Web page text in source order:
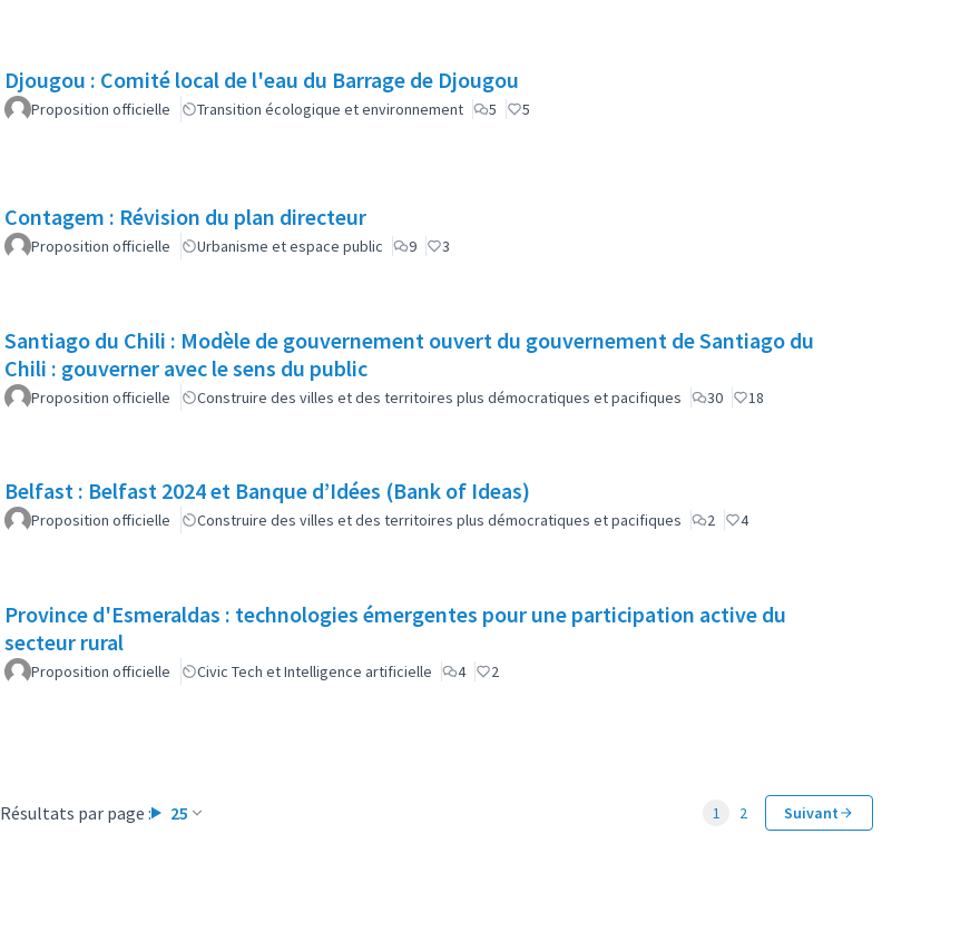
Djougou : Comité local de l'eau du Barrage de Djougou
Proposition officielle Transition écologique et environnement 5 5
Contagem : Révision du plan directeur
Proposition officielle Urbanisme et espace public 9 3
Santiago du Chili : Modèle de gouvernement ouvert du gouvernement de Santiago du
Chili : gouverner avec le sens du public
Proposition officielle Construire des villes et des territoires plus démocratiques et pacifiques 30 18
Belfast : Belfast 2024 et Banque d’Idées (Bank of Ideas)
Proposition officielle Construire des villes et des territoires plus démocratiques et pacifiques 2 4
Province d'Esmeraldas : technologies émergentes pour une participation active du
secteur rural
Proposition officielle Civic Tech et Intelligence artificielle 4 2
Résultats par page : 25 1 2 Suivant